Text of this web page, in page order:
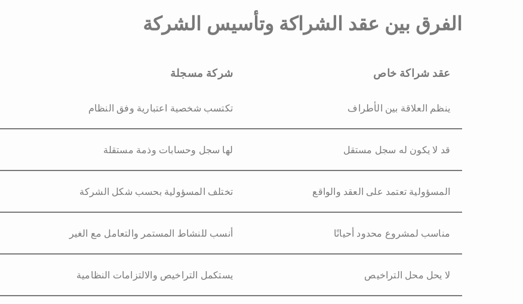
الفرق بين عقد الشراكة وتأسيس الشركة
عقد شراكة خاص شركة مسجلة
ينظم العلاقة بين الأطراف تكتسب شخصية اعتبارية وفق النظام
قد لا يكون له سجل مستقل لها سجل وحسابات وذمة مستقلة
المسؤولية تعتمد على العقد والواقع تختلف المسؤولية بحسب شكل الشركة
مناسب لمشروع محدود أحيانًا أنسب للنشاط المستمر والتعامل مع الغير
لا يحل محل التراخيص يستكمل التراخيص والالتزامات النظامية